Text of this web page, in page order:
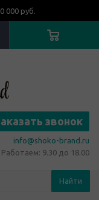
000 руб.
звонок
info@shoko-brand.ru
Работаем: 9.30 до 18.00
Найти